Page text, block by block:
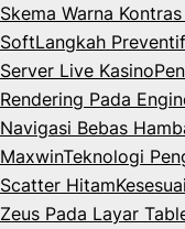
Skema Warna
SoftLangkah
Server Live Kasino
Rendering Pada
Navigasi Bebas
MaxwinTeknologi
Scatter Hitam
Zeus Pada Layar